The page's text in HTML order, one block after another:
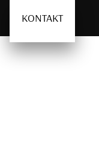
KONTAKT